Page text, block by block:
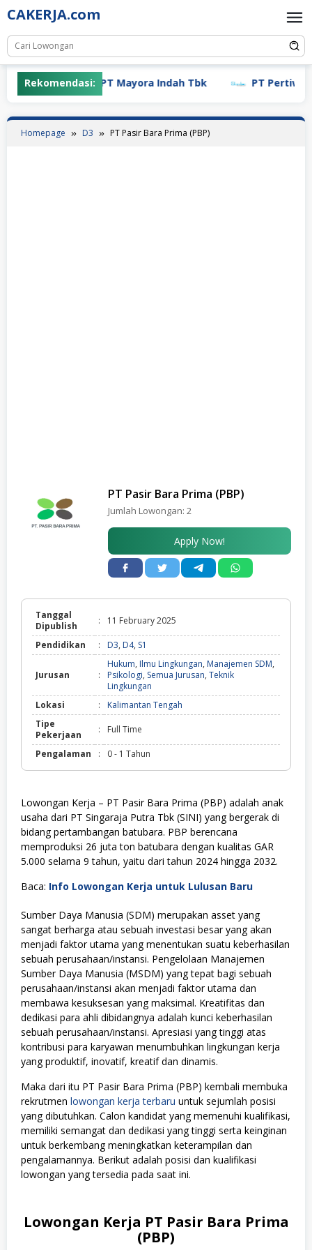
Skip
to
content
CAKERJA.com
Rekomendasi:PT Mayora Indah Tbk PT Pertiwi
Homepage D3 PT Pasir Bara Prima (PBP)
PT Pasir Bara Prima (PBP)
Jumlah Lowongan: 2
Apply Now!
Tanggal
Dipublish
: 11 February 2025
Pendidikan : D3, D4, S1
Jurusan :
Hukum, Ilmu Lingkungan, Manajemen SDM,
Psikologi, Semua Jurusan, Teknik
Lingkungan
Lokasi
:
Kalimantan Tengah
Tipe
Pekerjaan
: Full Time
Pengalaman : 0 - 1 Tahun
Lowongan Kerja – PT Pasir Bara Prima (PBP) adalah anak
usaha dari PT Singaraja Putra Tbk (SINI) yang bergerak di
bidang pertambangan batubara. PBP berencana
memproduksi 26 juta ton batubara dengan kualitas GAR
5.000 selama 9 tahun, yaitu dari tahun 2024 hingga 2032.
Baca: Info Lowongan Kerja untuk Lulusan Baru
Sumber Daya Manusia (SDM) merupakan asset yang
sangat berharga atau sebuah investasi besar yang akan
menjadi faktor utama yang menentukan suatu keberhasilan
sebuah perusahaan/instansi. Pengelolaan Manajemen
Sumber Daya Manusia (MSDM) yang tepat bagi sebuah
perusahaan/instansi akan menjadi faktor utama dan
membawa kesuksesan yang maksimal. Kreatifitas dan
dedikasi para ahli dibidangnya adalah kunci keberhasilan
sebuah perusahaan/instansi. Apresiasi yang tinggi atas
kontribusi para karyawan menumbuhkan lingkungan kerja
yang produktif, inovatif, kreatif dan dinamis.
Maka dari itu PT Pasir Bara Prima (PBP) kembali membuka
rekrutmen lowongan kerja terbaru untuk sejumlah posisi
yang dibutuhkan. Calon kandidat yang memenuhi kualifikasi,
memiliki semangat dan dedikasi yang tinggi serta keinginan
untuk berkembang meningkatkan keterampilan dan
pengalamannya. Berikut adalah posisi dan kualifikasi
lowongan yang tersedia pada saat ini.
Lowongan Kerja PT Pasir Bara Prima
(PBP)